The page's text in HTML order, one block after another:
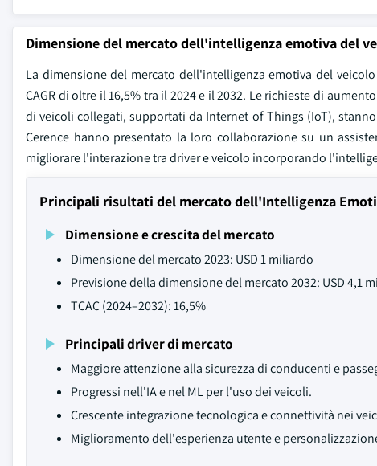
Dimensione del mercato dell'intelligenza emotiva del
La dimensione del mercato dell'intelligenza emotiva del
CAGR di oltre il 16,5% tra il 2024 e il 2032. Le richieste di
di veicoli collegati, supportati da Internet of Things (IoT),
Cerence hanno presentato la loro collaborazione su un
migliorare l'interazione tra driver e veicolo incorporando
Principali risultati del mercato dell'Intelligenza
Dimensione e crescita del mercato
Dimensione del mercato 2023: USD 1 miliardo
Previsione della dimensione del mercato 2032: USD 4,1
TCAC (2024–2032): 16,5%
Principali driver di mercato
Maggiore attenzione alla sicurezza di conducenti e
Progressi nell'IA e nel ML per l'uso dei veicoli.
Crescente integrazione tecnologica e connettività nei
Miglioramento dell'esperienza utente e